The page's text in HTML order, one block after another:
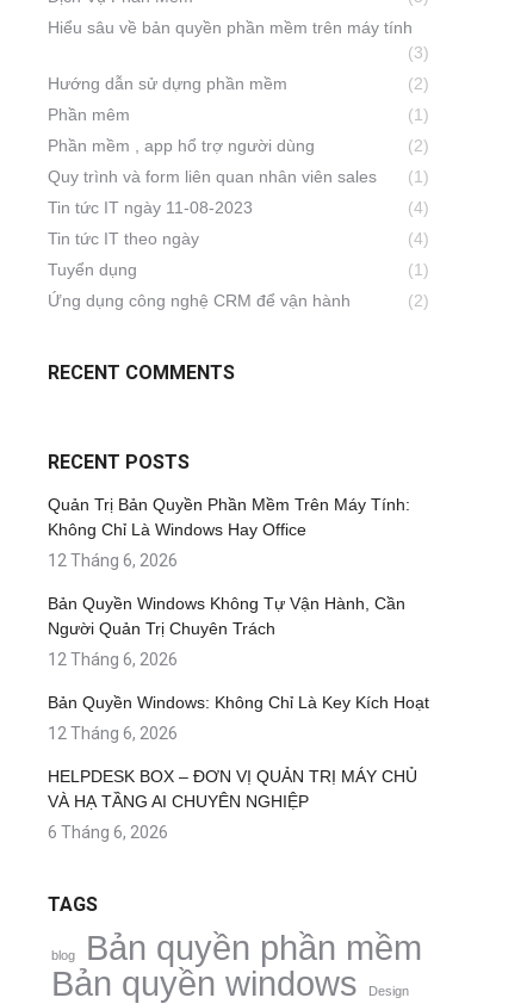
Hiểu sâu về bản quyền phần mềm trên máy tính
(3)
Hướng dẫn sử dựng phần mềm
(2)
Phần mêm
(1)
Phần mềm , app hổ trợ người dùng
(2)
Quy trình và form liên quan nhân viên sales
(1)
Tin tức IT ngày 11-08-2023
(4)
Tin tức IT theo ngày
(4)
Tuyển dụng
(1)
Ứng dụng công nghệ CRM để vận hành
(2)
RECENT COMMENTS
RECENT POSTS
Quản Trị Bản Quyền Phần Mềm Trên Máy Tính:
Không Chỉ Là Windows Hay Office
12 Tháng 6, 2026
Bản Quyền Windows Không Tự Vận Hành, Cần
Người Quản Trị Chuyên Trách
12 Tháng 6, 2026
Bản Quyền Windows: Không Chỉ Là Key Kích Hoạt
12 Tháng 6, 2026
HELPDESK BOX – ĐƠN VỊ QUẢN TRỊ MÁY CHỦ
VÀ HẠ TẦNG AI CHUYÊN NGHIỆP
6 Tháng 6, 2026
TAGS
blog
Bản quyền phần mềm
Bản quyền windows
Design